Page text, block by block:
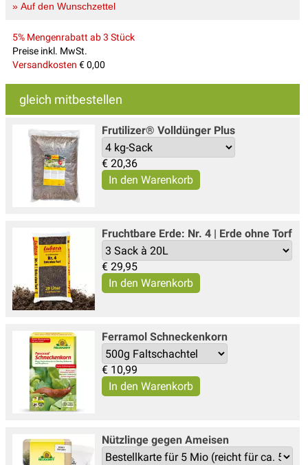
» Auf den Wunschzettel
5% Mengenrabatt ab 3 Stück
Preise inkl. MwSt.
Versandkosten € 0,00
gleich mitbestellen
Frutilizer® Volldünger Plus
€ 20,36
Fruchtbare Erde: Nr. 4 | Erde ohne Torf
€ 29,95
Ferramol Schneckenkorn
€ 10,99
Nützlinge gegen Ameisen